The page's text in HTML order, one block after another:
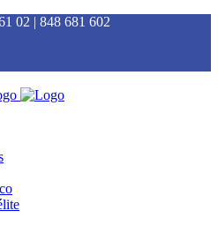
02 | 848 681 602